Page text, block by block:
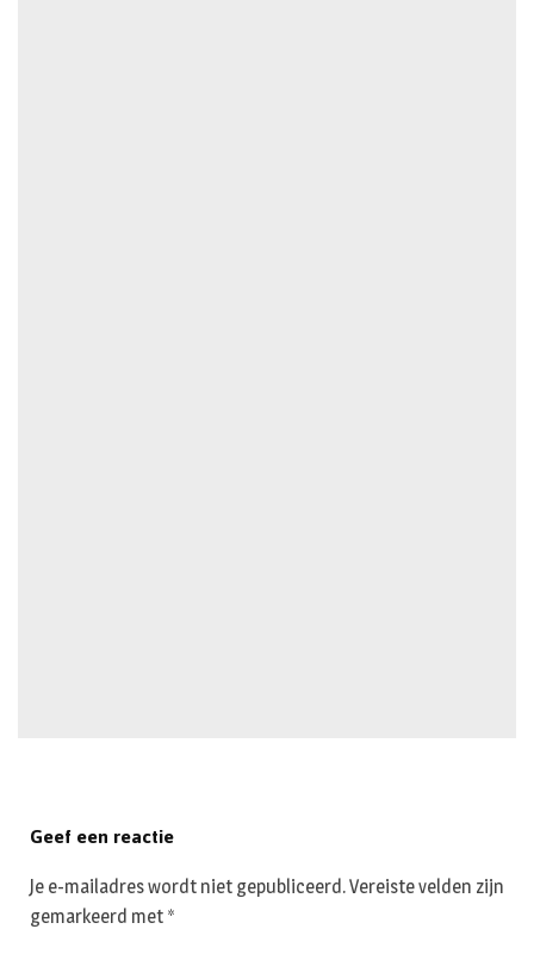
Geef een reactie
Je e-mailadres wordt niet gepubliceerd.Vereiste velden zijn
gemarkeerd met *